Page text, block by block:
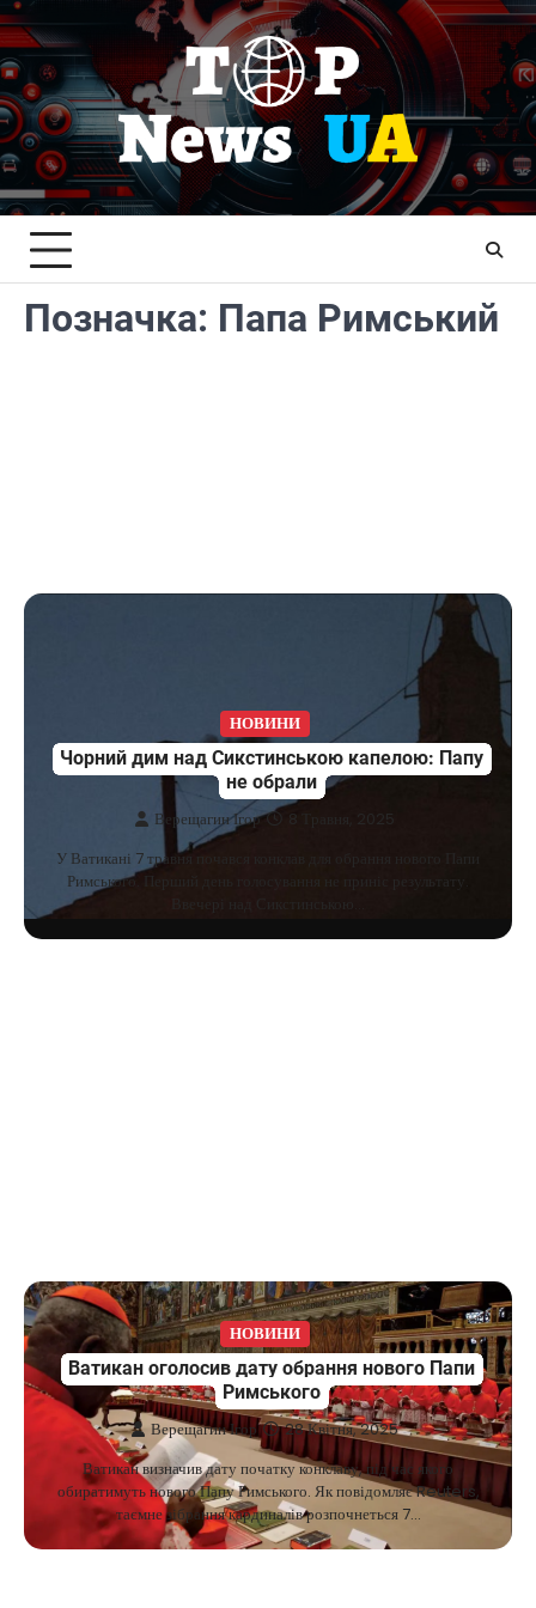
Перейти
до
вмісту
Позначка: Папа Римський
НОВИНИ
Чорний дим над Сикстинською капелою: Папу
не обрали
Верещагин Ігор 8 Травня, 2025
У Ватикані 7 травня почався конклав для обрання нового Папи
Римського. Перший день голосування не приніс результату.
НОВИНИ
Ватикан оголосив дату обрання нового Папи
Римського
Верещагин Ігор 28 Квітня, 2025
Ватикан визначив дату початку конклаву, під час якого
обиратимуть нового Папу Римського. Як повідомляє Reuters,
таємне зібрання кардиналів розпочнеться 7…